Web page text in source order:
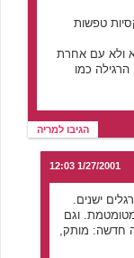
טפשות
ולא עם אחרת
כמו
הגיבו למריה
1/27/2001 12:03
ישנים.
וגם
חדשה: מותק,